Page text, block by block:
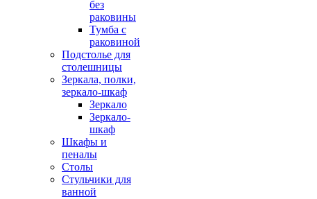
без
раковины
Тумба с
раковиной
Подстолье для
столешницы
Зеркала, полки,
зеркало-шкаф
Зеркало
Зеркало-
шкаф
Шкафы и
пеналы
Столы
Стульчики для
ванной